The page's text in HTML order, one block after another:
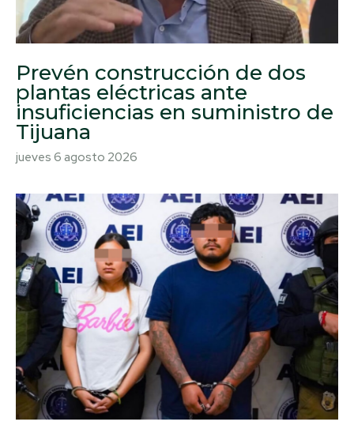
Prevén construcción de dos
plantas eléctricas ante
insuficiencias en suministro de
Tijuana
jueves 6 agosto 2026